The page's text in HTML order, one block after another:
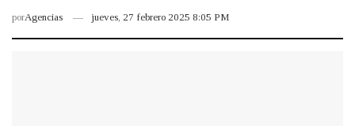
porAgencias jueves, 27 febrero 2025 8:05 PM